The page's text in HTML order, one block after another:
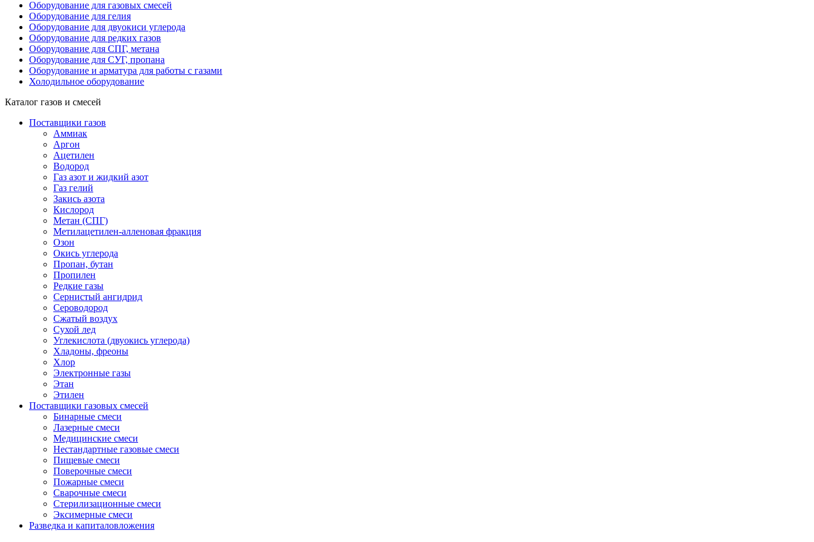
Оборудование для газовых смесей
Оборудование для гелия
Оборудование для двуокиси углерода
Оборудование для редких газов
Оборудование для СПГ, метана
Оборудование для СУГ, пропана
Оборудование и арматура для работы с газами
Холодильное оборудование
Каталог газов и смесей
Поставщики газов
Аммиак
Аргон
Ацетилен
Водород
Газ азот и жидкий азот
Газ гелий
Закись азота
Кислород
Метан (СПГ)
Метилацетилен-алленовая фракция
Озон
Окись углерода
Пропан, бутан
Пропилен
Редкие газы
Сернистый ангидрид
Сероводород
Сжатый воздух
Сухой лед
Углекислота (двуокись углерода)
Хладоны, фреоны
Хлор
Электронные газы
Этан
Этилен
Поставщики газовых смесей
Бинарные смеси
Лазерные смеси
Медицинские смеси
Нестандартные газовые смеси
Пищевые смеси
Поверочные смеси
Пожарные смеси
Сварочные смеси
Стерилизационные смеси
Эксимерные смеси
Разведка и капиталовложения